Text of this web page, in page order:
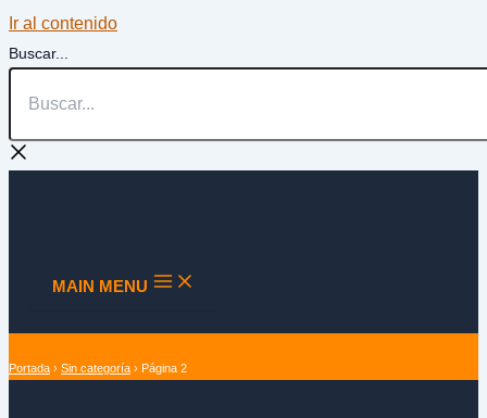
Ir al contenido
Buscar...
MAIN MENU
Portada › Sin categoría › Página 2